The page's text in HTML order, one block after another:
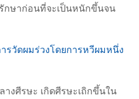
กษาก่อนที่จะเป็นหนักขึ้นจน
รวัดผมร่วงโดยการหวีผมหนึ่ง
งศีรษะ เกิดศีรษะเถิกขึ้นใน